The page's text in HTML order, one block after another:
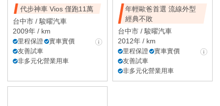
代步神車 Vios 僅跑11萬
台中市 /駿曜汽車
2009年 / km
里程保證
實車實價
友善試車
非多元化營業用車
年輕歐爸首選 流線外型
經典不敗
台中市 /駿曜汽車
2012年 / km
里程保證
實車實價
友善試車
非多元化營業用車